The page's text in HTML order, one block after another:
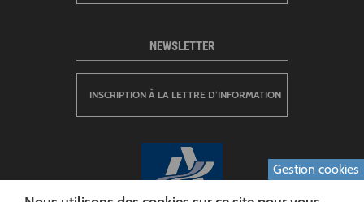
NEWSLETTER
INSCRIPTION À LA LETTRE D’INFORMATION
Gestion cookies